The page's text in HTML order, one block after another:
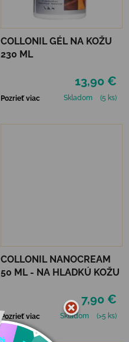
COLLONIL GÉL NA KOŽU
230 ML
13,90 €
Pozrieť viac Skladom (5 ks)
COLLONIL NANOCREAM
50 ML - NA HLADKÚ KOŽU
7,90 €
Pozrieť viac Skladom (>5 ks)